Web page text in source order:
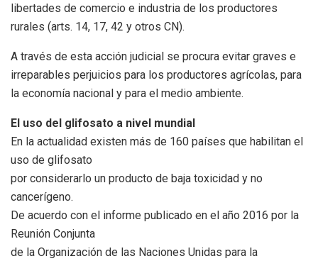
libertades de comercio e industria de los productores
rurales (arts. 14, 17, 42 y otros CN).
A través de esta acción judicial se procura evitar graves e
irreparables perjuicios para los productores agrícolas, para
la economía nacional y para el medio ambiente.
El uso del glifosato a nivel mundial
En la actualidad existen más de 160 países que habilitan el
uso de glifosato
por considerarlo un producto de baja toxicidad y no
cancerígeno.
De acuerdo con el informe publicado en el año 2016 por la
Reunión Conjunta
de la Organización de las Naciones Unidas para la